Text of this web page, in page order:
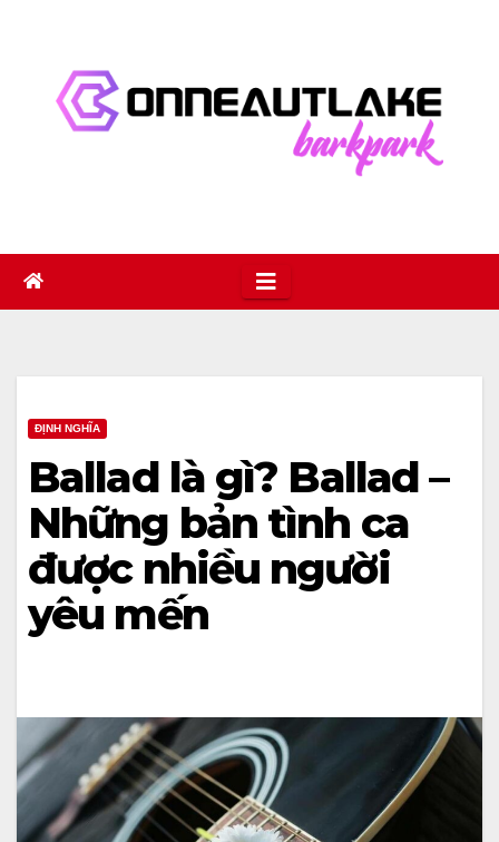
ĐỊNH NGHĨA
Ballad là gì? Ballad –
Những bản tình ca
được nhiều người
yêu mến